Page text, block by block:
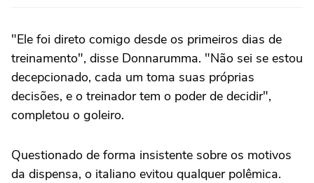
"Ele foi direto comigo desde os primeiros dias de
treinamento", disse Donnarumma. "Não sei se estou
decepcionado, cada um toma suas próprias
decisões, e o treinador tem o poder de decidir",
completou o goleiro.
Questionado de forma insistente sobre os motivos
da dispensa, o italiano evitou qualquer polêmica.